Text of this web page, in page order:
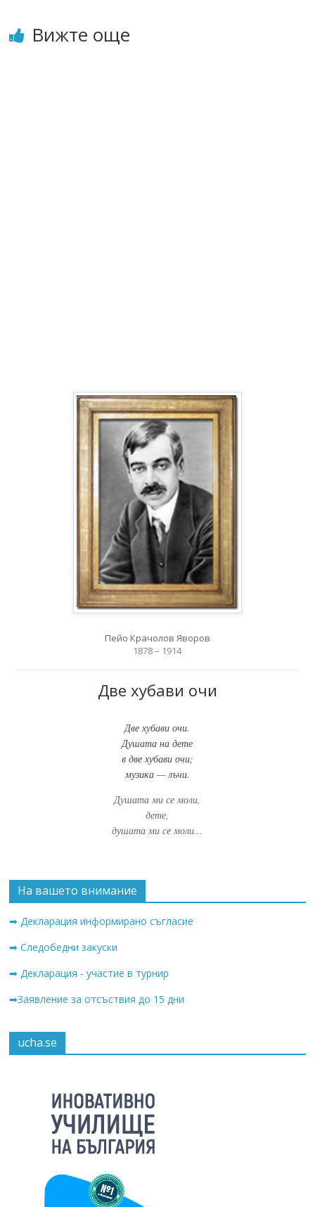
Вижте още
Пейо Крачолов Яворов
1878 – 1914
Две хубави очи
Две хубави очи.
Душата на дете
в две хубави очи;
музика — лъчи.
Душата ми се моли,
дете,
душата ми се моли...
На вашето внимание
➡ Декларация информирано съгласие
➡ Следобедни закуски
➡ Декларация - участие в турнир
➡Заявление за отсъствия до 15 дни
ucha.se